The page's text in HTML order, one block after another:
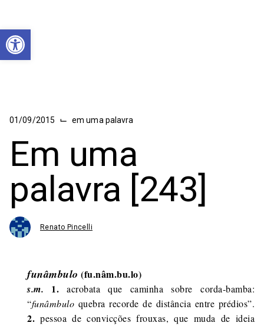
Abrir a barra de ferramentas
01/09/2015 ⌙ em uma palavra
Em uma
palavra [243]
Renato Pincelli
funâmbulo (fu.nâm.bu.lo)
s.m. 1. acrobata que caminha sobre corda-bamba:
“funâmbulo quebra recorde de distância entre prédios”.
2. pessoa de convicções frouxas, que muda de ideia